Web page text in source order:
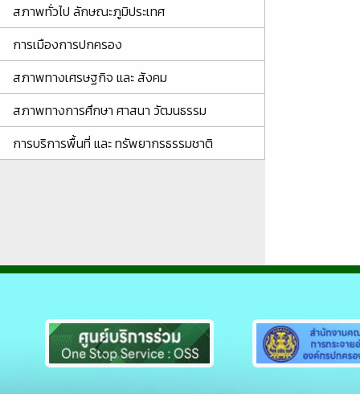
สภาพทั่วไป ลักษณะภูมิประเทศ
การเมืองการปกครอง
สภาพทางเศรษฐกิจ และ สังคม
สภาพทางการศึกษา ศาสนา วัฒนธรรม
การบริการพื้นที่ และ ทรัพยากรธรรมชาติ
Previous